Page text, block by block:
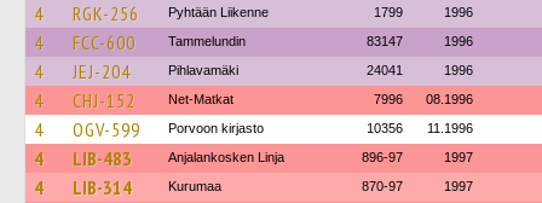
4 RGK-256 Pyhtään Liikenne 1799 1996
4 FCC-600 Tammelundin 83147 1996
4 JEJ-204 Pihlavamäki 24041 1996
4 CHJ-152 Net-Matkat 7996 08.1996
4 OGV-599 Porvoon kirjasto 10356 11.1996
4 LIB-483 Anjalankosken Linja 896-97 1997
4 LIB-314 Kurumaa 870-97 1997